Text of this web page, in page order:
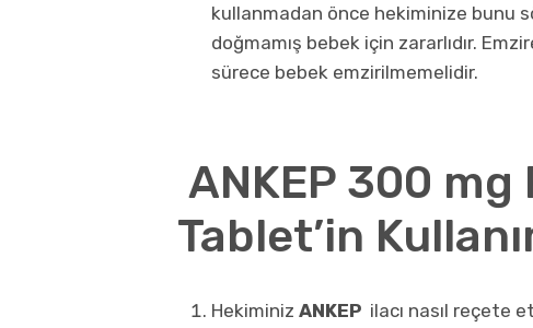
kullanmadan önce hekiminize bunu
doğmamış bebek için zararlıdır.
sürece bebek emzirilmemelidir.
ANKEP 300 mg
Tablet’in
Hekiminiz ANKEP ilacı nasıl reçete